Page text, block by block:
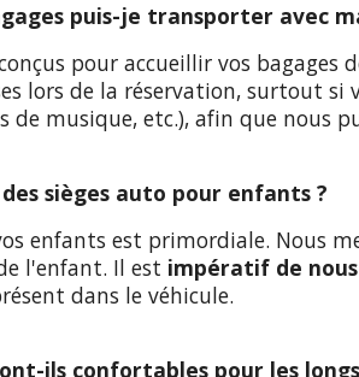
puis-je transporter avec
pour accueillir vos
lors de la réservation, surtout si
de musique, etc.), afin que nous
sièges auto pour enfants ?
enfants est primordiale. Nous
l'enfant. Il est impératif de
dans le véhicule.
ils confortables pour les